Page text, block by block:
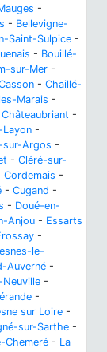
-
- Bellevigne-
Saint-Sulpice -
- Bouillé-
sur-Mer -
- Chaillé-
Marais -
Châteaubriant -
-
sur-Argos -
- Cléré-sur-
Cordemais -
- Cugand -
- Doué-en-
Anjou - Essarts
-
le-
Auverné -
Neuville -
-
sur Loire -
sur-Sarthe -
Chemeré - La